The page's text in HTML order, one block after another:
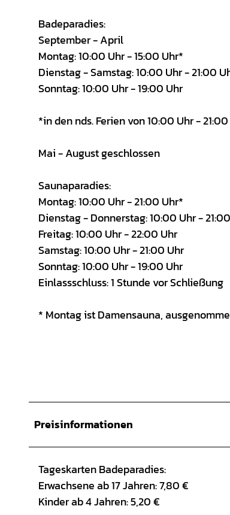
Badeparadies:
September - April
Montag: 10:00 Uhr - 15:00 Uhr*
Dienstag - Samstag: 10:00 Uhr - 21:00
Sonntag: 10:00 Uhr - 19:00 Uhr
*in den nds. Ferien von 10:00 Uhr -
Mai - August geschlossen
Saunaparadies:
Montag: 10:00 Uhr - 21:00 Uhr*
Dienstag - Donnerstag: 10:00 Uhr -
Freitag: 10:00 Uhr - 22:00 Uhr
Samstag: 10:00 Uhr - 21:00 Uhr
Sonntag: 10:00 Uhr - 19:00 Uhr
Einlassschluss: 1 Stunde vor Schließung
* Montag ist Damensauna,
Preisinformationen
Tageskarten Badeparadies:
Erwachsene ab 17 Jahren: 7,80 €
Kinder ab 4 Jahren: 5,20 €